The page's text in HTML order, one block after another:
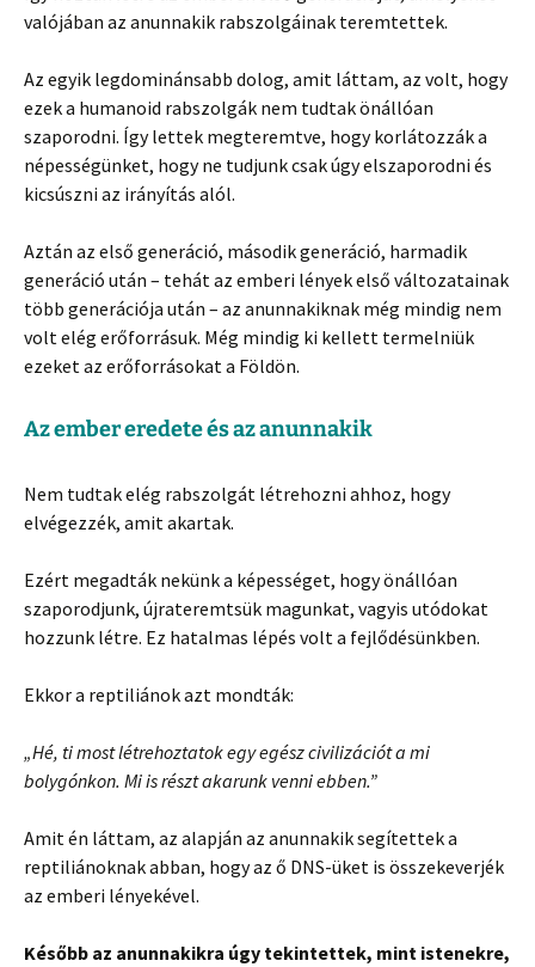
valójában az anunnakik rabszolgáinak teremtettek.
Az egyik legdominánsabb dolog, amit láttam, az volt, hogy
ezek a humanoid rabszolgák nem tudtak önállóan
szaporodni. Így lettek megteremtve, hogy korlátozzák a
népességünket, hogy ne tudjunk csak úgy elszaporodni és
kicsúszni az irányítás alól.
Aztán az első generáció, második generáció, harmadik
generáció után – tehát az emberi lények első változatainak
több generációja után – az anunnakiknak még mindig nem
volt elég erőforrásuk. Még mindig ki kellett termelniük
ezeket az erőforrásokat a Földön.
Az ember eredete és az anunnakik
Nem tudtak elég rabszolgát létrehozni ahhoz, hogy
elvégezzék, amit akartak.
Ezért megadták nekünk a képességet, hogy önállóan
szaporodjunk, újrateremtsük magunkat, vagyis utódokat
hozzunk létre. Ez hatalmas lépés volt a fejlődésünkben.
Ekkor a reptiliánok azt mondták:
„Hé, ti most létrehoztatok egy egész civilizációt a mi
bolygónkon. Mi is részt akarunk venni ebben.”
Amit én láttam, az alapján az anunnakik segítettek a
reptiliánoknak abban, hogy az ő DNS-üket is összekeverjék
az emberi lényekével.
Később az anunnakikra úgy tekintettek, mint istenekre,